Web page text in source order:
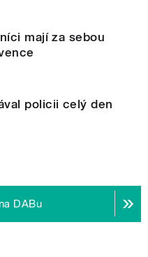
mají za sebou
policii celý den
DABu